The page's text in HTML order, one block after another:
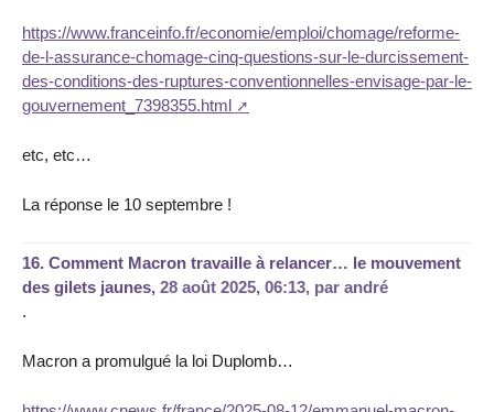
https://www.franceinfo.fr/economie/emploi/chomage/reforme-
de-l-assurance-chomage-cinq-questions-sur-le-durcissement-
des-conditions-des-ruptures-conventionnelles-envisage-par-le-
gouvernement_7398355.html
etc, etc…
La réponse le 10 septembre !
16. Comment Macron travaille à relancer… le mouvement
des gilets jaunes, 28 août 2025, 06:13, par andré
.
Macron a promulgué la loi Duplomb…